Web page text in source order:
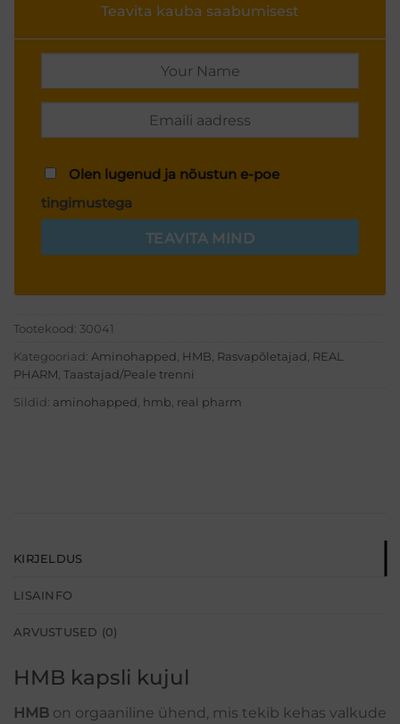
Teavita kauba saabumisest
Olen lugenud ja nõustun e-poe
tingimustega
TEAVITA MIND
Tootekood: 30041
Kategooriad: Aminohapped, HMB, Rasvapõletajad, REAL
PHARM, Taastajad/Peale trenni
Sildid: aminohapped, hmb, real pharm
KIRJELDUS
LISAINFO
ARVUSTUSED (0)
HMB kapsli kujul
HMB on orgaaniline ühend, mis tekib kehas valkude